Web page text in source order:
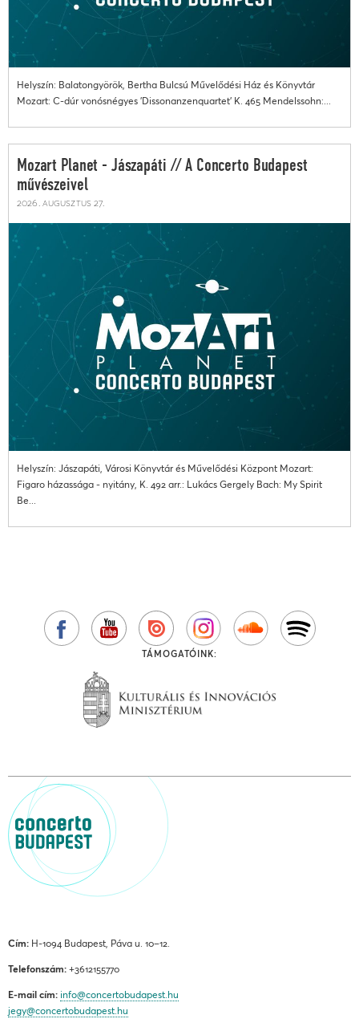
Helyszín: Balatongyörök, Bertha Bulcsú Művelődési Ház és Könyvtár
Mozart: C-dúr vonósnégyes 'Dissonanzenquartet' K. 465 Mendelssohn:...
Mozart Planet - Jászapáti // A Concerto Budapest
művészeivel
2026. augusztus 27.
Helyszín: Jászapáti, Városi Könyvtár és Művelődési Központ Mozart:
Figaro házassága - nyitány, K. 492 arr.: Lukács Gergely Bach: My Spirit
Be...
TÁMOGATÓINK:
Cím: H-1094 Budapest, Páva u. 10–12.
Telefonszám: +3612155770
E-mail cím: info@concertobudapest.hu
jegy@concertobudapest.hu